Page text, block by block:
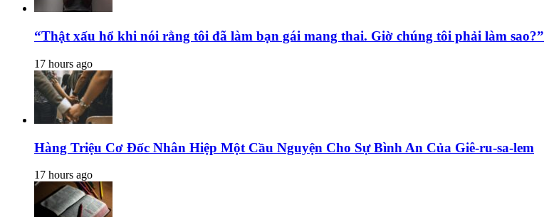
“Thật xấu hổ khi nói rằng tôi đã làm bạn gái mang thai. Giờ chúng tôi phải làm sao?”
17 hours ago
Hàng Triệu Cơ Đốc Nhân Hiệp Một Cầu Nguyện Cho Sự Bình An Của Giê-ru-sa-lem
17 hours ago